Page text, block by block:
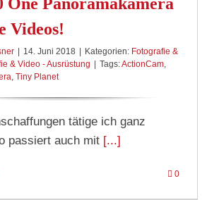
One Panoramakamera
Videos!
14. Juni 2018 Kategorien: Fotografie &
& Video - Ausrüstung Tags:ActionCam,
, Tiny Planet
tätige ich ganz
passiert auch mit [...]
0